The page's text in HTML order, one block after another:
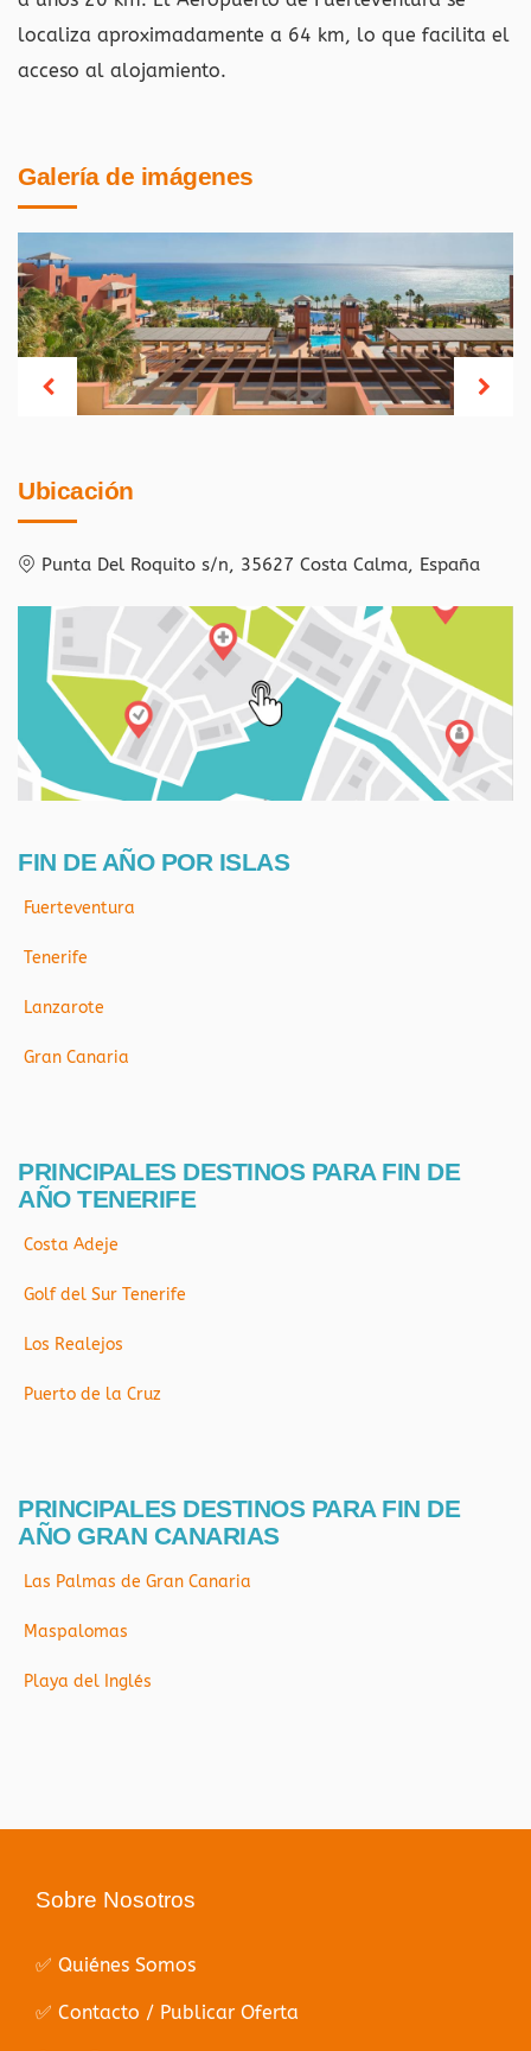
localiza aproximadamente a 64 km, lo que facilita el
acceso al alojamiento.
Galería de imágenes
Ubicación
Punta Del Roquito s/n, 35627 Costa Calma, España
FIN DE AÑO POR ISLAS
Fuerteventura
Tenerife
Lanzarote
Gran Canaria
PRINCIPALES DESTINOS PARA FIN DE
AÑO TENERIFE
Costa Adeje
Golf del Sur Tenerife
Los Realejos
Puerto de la Cruz
PRINCIPALES DESTINOS PARA FIN DE
AÑO GRAN CANARIAS
Las Palmas de Gran Canaria
Maspalomas
Playa del Inglés
Sobre Nosotros
✅ Quiénes Somos
✅ Contacto / Publicar Oferta